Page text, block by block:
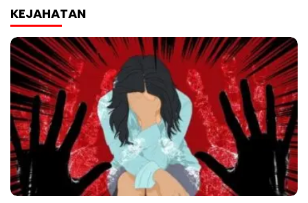
KEJAHATAN